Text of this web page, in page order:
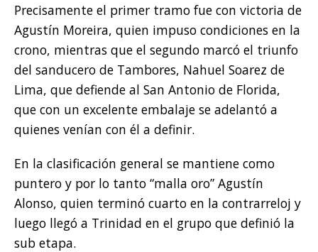
Precisamente el primer tramo fue con victoria de
Agustín Moreira, quien impuso condiciones en la
crono, mientras que el segundo marcó el triunfo
del sanducero de Tambores, Nahuel Soarez de
Lima, que defiende al San Antonio de Florida,
que con un excelente embalaje se adelantó a
quienes venían con él a definir.
En la clasificación general se mantiene como
puntero y por lo tanto “malla oro” Agustín
Alonso, quien terminó cuarto en la contrarreloj y
luego llegó a Trinidad en el grupo que definió la
sub etapa.